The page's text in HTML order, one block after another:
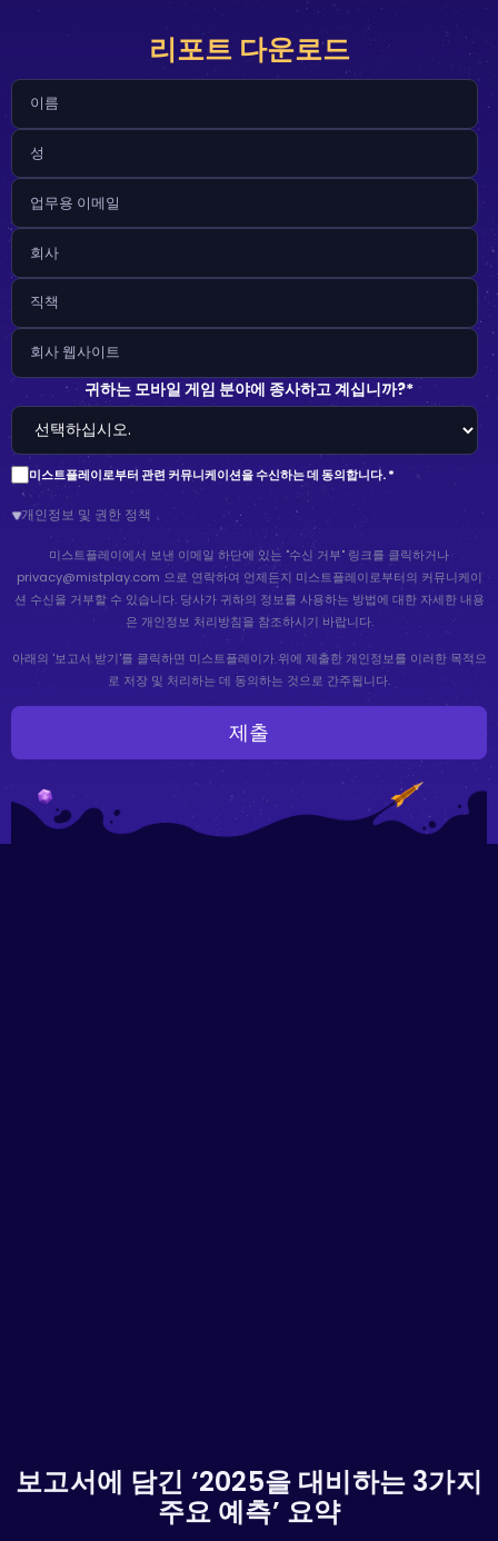
리포트 다운로드
귀하는 모바일 게임 분야에 종사하고 계십니까?*
미스트플레이로부터 관련 커뮤니케이션을 수신하는 데 동의합니다. *
개인정보 및 권한 정책
미스트플레이에서 보낸 이메일 하단에 있는 "수신 거부" 링크를 클릭하거나
privacy@mistplay.com 으로 연락하여 언제든지 미스트플레이로부터의 커뮤니케이
션 수신을 거부할 수 있습니다. 당사가 귀하의 정보를 사용하는 방법에 대한 자세한 내용
은 개인정보 처리방침을 참조하시기 바랍니다.
아래의 '보고서 받기'를 클릭하면 미스트플레이가 위에 제출한 개인정보를 이러한 목적으
로 저장 및 처리하는 데 동의하는 것으로 간주됩니다.
보고서에 담긴 ‘2025을 대비하는 3가지
주요 예측’ 요약